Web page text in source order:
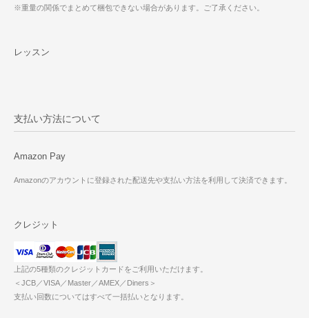
※重量の関係でまとめて梱包できない場合があります。ご了承ください。
レッスン
支払い方法について
Amazon Pay
Amazonのアカウントに登録された配送先や支払い方法を利用して決済できます。
クレジット
上記の5種類のクレジットカードをご利用いただけます。
＜JCB／VISA／Master／AMEX／Diners＞
支払い回数についてはすべて一括払いとなります。